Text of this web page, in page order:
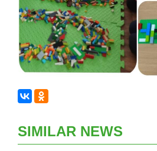
SIMILAR NEWS